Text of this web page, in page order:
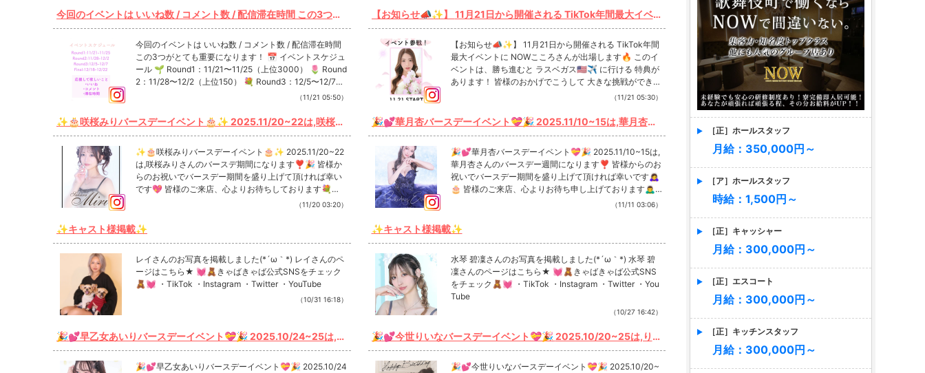
分磨き #毎日がチャレンジ #コツコツ頑張る #推してく
新地 #錦 #tiktokフォローお願いします #tiktokで会いま
しょう #tiktokで配信中 Instagramで記事を開くCLUB N
OWさんのインスタのフォローといいね！もお願いしま
す❤︎
今回のイベントは いいね数 / コメント数 / 配信滞在時間 この3つが
とても重要になります！ 📅 イベントスケジュール 🌱 Round1：1
1/21〜11/25（上位3000） 🌷 Round2：11/28〜12/2（上位15
0） 💐 Round3：12/5〜12/7（上位10） 👑 Final：12/18〜12/22
（優勝 → ラスベガス🇺🇸） 少しでも応援いただけたら めちゃくちゃ
力になります…🙏✨ #tiktokイベント #tiktokライブ #tiktokライブ
配信 #公開バトル #tik
今回のイベントは いいね数 / コメント数 / 配信滞在時間
この3つがとても重要になります！ 📅 イベントスケジュ
ール 🌱 Round1：11/21〜11/25（上位3000） 🌷 Round
2：11/28〜12/2（上位150） 💐 Round3：12/5〜12/7
（上位10） 👑 Final：12/18〜12/22（優勝 → ラスベガ
ります…🙏✨ #tiktokイベント #tiktokライブ #tiktokラ
します #がんばります #日々成長 #自分磨き #毎日がチ
ャレンジ #コツコツ頑張る #推してくれると嬉しい #キ
ャバ嬢 #ナイトワーク #キャバ嬢の日常 #キャバクラ #
歌舞伎町 #NOW #すすきの #中洲 #北新地 #錦 #tiktokフ
のフォローといいね！もお願いします❤︎
（11/21 05:50）
【お知らせ📣✨】 11月21日から開催される TikTok年間最大イベ
ントに NOWこころさんが出場します🔥 このイベントは、勝ち進
むと ラスベガス🇺🇸✈️ に行ける 特典があります！ 皆様のおかげで
こうして 大きな挑戦ができています！ 本当にありがとうございま
す💐 全力で駆け抜けますので 応援よろしくお願いします💖🔥 #tik
tokイベント #tiktokライブ #tiktokライブ配信 #公開バトル #tikto
k配信者 #ライブ配信者 #イベント参戦 #初参戦 #応援よろしくお願
いしま
【お知らせ📣✨】 11月21日から開催される TikTok年間
最大イベントに NOWこころさんが出場します🔥 このイ
ベントは、勝ち進むと ラスベガス🇺🇸✈️ に行ける 特典が
あります！ 皆様のおかげでこうして 大きな挑戦ができて
ント #tiktokライブ #tiktokライブ配信 #公開バトル #tikt
日々成長 #自分磨き #毎日がチャレンジ #コツコツ頑張
る #推してくれると嬉しい #キャバ嬢 #ナイトワーク #
キャバ嬢の日常 #キャバクラ #歌舞伎町 #NOW #新宿 #
すすきの #中洲 #北新地 #錦 #tiktokフォローお願いしま
ね！もお願いします❤︎
（11/21 05:30）
✨🎂咲桜みりバースデーイベント🎂✨ 2025.11/20~22は,咲桜み
りさんのバースデ期間になります❣️🎉 皆様からのお祝いでバース
デー期間を盛り上げて頂ければ幸いです💖 皆様のご来店、心より
お待ちしております💐💐 #NOW #なう #バースデー #birthday #
新宿 #歌舞伎町 #キャバクラ #キャバ嬢 #シャンパン #すすきの #中
洲 #北新地 #ミナミ #錦 #国分町 #新規 #店内撮影 #写真 #きゃばき
ゃば
✨🎂咲桜みりバースデーイベント🎂✨ 2025.11/20~22
は,咲桜みりさんのバースデ期間になります❣️🎉 皆様か
らのお祝いでバースデー期間を盛り上げて頂ければ幸い
です💖 皆様のご来店、心よりお待ちしております💐💐
新地 #ミナミ #錦 #国分町 #新規 #店内撮影 #写真 #きゃ
（11/20 03:20）
🎉💕華月杏バースデーイベント💝🎉 2025.11/10~15は,華月杏さ
んのバースデー週間になります❣️ 皆様からのお祝いでバースデー
期間を盛り上げて頂ければ幸いです🙇‍♀️🎂 皆様のご来店、心よりお
待ち申し上げております🙇‍♂️🙇‍♂️ #NOW #なう #バースデー #birthda
y #新宿 #歌舞伎町 #キャバクラ #キャバ嬢 #シャンパン #すすきの
#中洲 #北新地 #ミナミ #錦 #国分町 #新規 #店内撮影 #写真 #きゃ
ばきゃば
🎉💕華月杏バースデーイベント💝🎉 2025.11/10~15は,
華月杏さんのバースデー週間になります❣️ 皆様からのお
祝いでバースデー期間を盛り上げて頂ければ幸いです🙇‍♀️
🎂 皆様のご来店、心よりお待ち申し上げております🙇‍♂️
#北新地 #ミナミ #錦 #国分町 #新規 #店内撮影 #写真 #
（11/11 03:06）
✨キャスト様掲載✨
レイさんのお写真を掲載しました(*´ω｀*) レイさんのペ
ージはこちら★ 💓🧸きゃばきゃば公式SNSをチェック
🧸💓 ・TikTok ・Instagram ・Twitter ・YouTube
（10/31 16:18）
✨キャスト様掲載✨
水琴 碧凜さんのお写真を掲載しました(*´ω｀*) 水琴 碧
凜さんのページはこちら★ 💓🧸きゃばきゃば公式SNS
をチェック🧸💓 ・TikTok ・Instagram ・Twitter ・You
Tube
（10/27 16:42）
🎉💕早乙女あいりバースデーイベント💝🎉 2025.10/24~25は,あ
いりさんのバースデー期間になります❣️ 皆様からのお祝いでバー
スデー期間を盛り上げて頂ければ幸いです🙇‍♀️🎂 皆様のご来店、心
🎉💕早乙女あいりバースデーイベント💝🎉 2025.10/24
🎉💕今世りいなバースデーイベント💝🎉 2025.10/20~25は,りい
なさんのバースデー期間になります❣️ 皆様からのお祝いでバース
デー期間を盛り上げて頂ければ幸いです🙇‍♀️🎂 皆様のご来店、心よ
🎉💕今世りいなバースデーイベント💝🎉 2025.10/20~
［正］ホールスタッフ
月給：350,000円～
［ア］ホールスタッフ
時給：1,500円～
［正］キャッシャー
月給：300,000円～
［正］エスコート
月給：300,000円～
［正］キッチンスタッフ
月給：300,000円～